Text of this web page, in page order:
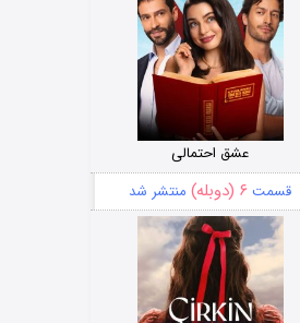
عشق احتمالی
قسمت ۶ (دوبله) منتشر شد